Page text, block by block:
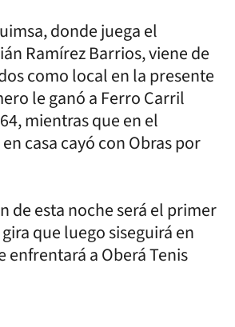
donde juega el
Ramírez Barrios, viene de
como local en la presente
le ganó a Ferro Carril
mientras que en el
casa cayó con Obras por
de esta noche será el primer
que luego siseguirá en
enfrentará a Oberá Tenis